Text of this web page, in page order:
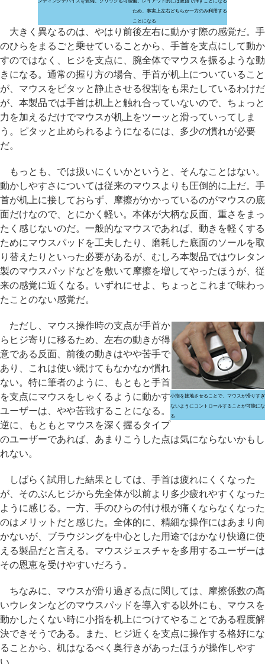
ため、事実上左右どちらか一方のみ利用する
ことになる
大きく異なるのは、やはり前後左右に動かす際の感覚だ。手
のひらをまるごと乗せていることから、手首を支点にして動か
すのではなく、ヒジを支点に、腕全体でマウスを振るような動
きになる。通常の握り方の場合、手首が机上についていること
が、マウスをピタッと静止させる役割をも果たしているわけだ
が、本製品では手首は机上と触れ合っていないので、ちょっと
力を加えるだけでマウスが机上をツーッと滑っていってしま
う。ピタッと止められるようになるには、多少の慣れが必要
だ。
もっとも、では扱いにくいかというと、そんなことはない。
動かしやすさについては従来のマウスよりも圧倒的に上だ。手
首が机上に接しておらず、摩擦がかかっているのがマウスの底
面だけなので、とにかく軽い。本体が大柄な反面、重さをまっ
たく感じないのだ。一般的なマウスであれば、動きを軽くする
ためにマウスパッドを工夫したり、磨耗した底面のソールを取
り替えたりといった必要があるが、むしろ本製品ではウレタン
製のマウスパッドなどを敷いて摩擦を増してやったほうが、従
来の感覚に近くなる。いずれにせよ、ちょっとこれまで味わっ
たことのない感覚だ。
小指を接地させることで、マウスが滑りすぎ
ないようにコントロールすることが可能にな
る
ただし、マウス操作時の支点が手首か
らヒジ寄りに移るため、左右の動きが得
意である反面、前後の動きはやや苦手で
あり、これは使い続けてもなかなか慣れ
ない。特に筆者のように、もともと手首
を支点にマウスをしゃくるように動かす
ユーザーは、やや苦戦することになる。
逆に、もともとマウスを深く握るタイプ
のユーザーであれば、あまりこうした点は気にならないかもし
れない。
しばらく試用した結果としては、手首は疲れにくくなった
が、そのぶんヒジから先全体が以前より多少疲れやすくなった
ように感じる。一方、手のひらの付け根が痛くならなくなった
のはメリットだと感じた。全体的に、精細な操作にはあまり向
かないが、ブラウジングを中心とした用途ではかなり快適に使
える製品だと言える。マウスジェスチャを多用するユーザーは
その恩恵を受けやすいだろう。
ちなみに、マウスが滑り過ぎる点に関しては、摩擦係数の高
いウレタンなどのマウスパッドを導入する以外にも、マウスを
動かしたくない時に小指を机上につけてやることである程度解
決できそうである。また、ヒジ近くを支点に操作する格好にな
ることから、机はなるべく奥行きがあったほうが操作しやす
い。